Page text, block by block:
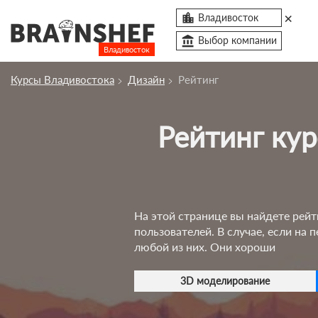
Владивосток
 Владивосток ×
account_balance Выбор компании
Курсы Владивостока Дизайн Рейтинг
Рейтинг курсов в сфере дизайна в Владивостоке
На этой странице вы найдете
пользователей. В случае, если
любой из них. Они хороши
3D моделирование